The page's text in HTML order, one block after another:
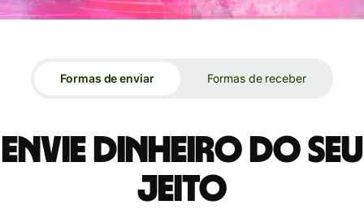
Formas de enviar Formas de receber
Envie dinheiro do seu
jeito